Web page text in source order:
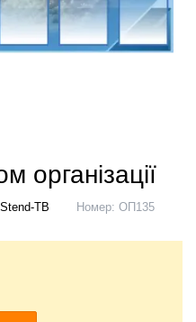
організації
Stend-TB Номер: ОП135